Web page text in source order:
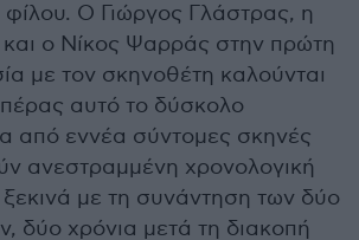
Ο Γιώργος Γλάστρας, η
ο Νίκος Ψαρράς στην πρώτη
με τον σκηνοθέτη καλούνται
αυτό το δύσκολο
από εννέα σύντομες σκηνές
ανεστραμμένη χρονολογική
με τη συνάντηση των δύο
δύο χρόνια μετά τη διακοπή